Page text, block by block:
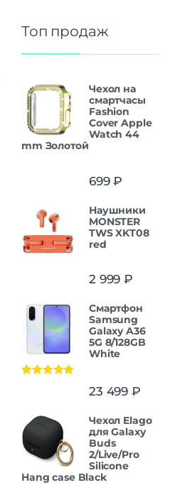
Топ продаж
Чехол на
смартчасы
Fashion
Cover Apple
Watch 44
mm Золотой
699₽
Наушники
MONSTER
TWS XKT08
red
2 999 ₽
Смартфон
Samsung
Galaxy A36
5G 8/128GB
White
23 499 ₽
Чехол Elago
для Galaxy
Buds
2/Live/Pro
Silicone
Hang case Black